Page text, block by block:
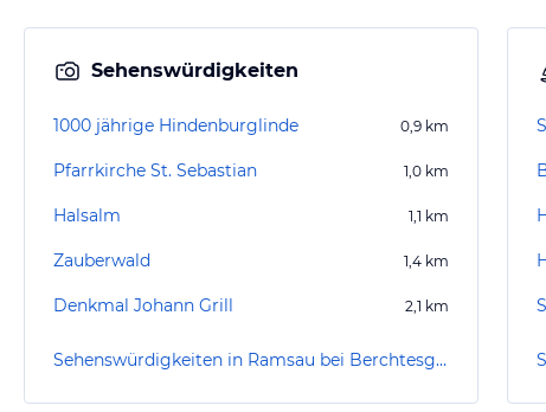
Sehenswürdigkeiten
1000 jährige Hindenburglinde 0,9 km
Pfarrkirche St. Sebastian 1,0 km
Halsalm 1,1 km
Zauberwald 1,4 km
Denkmal Johann Grill 2,1 km
Sehenswürdigkeiten in Ramsau bei Berchtesgaden